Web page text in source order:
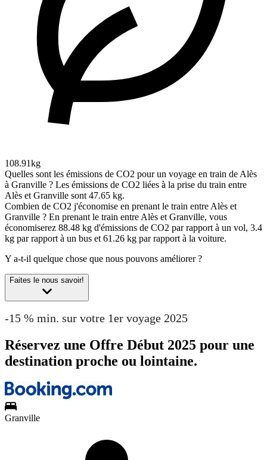
108.91kg
Quelles sont les émissions de CO2 pour un voyage en train de Alès
à Granville ? Les émissions de CO2 liées à la prise du train entre
Alès et Granville sont 47.65 kg.
Combien de CO2 j'économise en prenant le train entre Alès et
Granville ? En prenant le train entre Alès et Granville, vous
économiserez 88.48 kg d'émissions de CO2 par rapport à un vol, 3.4
kg par rapport à un bus et 61.26 kg par rapport à la voiture.
Y a-t-il quelque chose que nous pouvons améliorer ?
Faites le nous savoir!
-15 % min. sur votre 1er voyage 2025
Réservez une Offre Début 2025 pour une
destination proche ou lointaine.
Granville